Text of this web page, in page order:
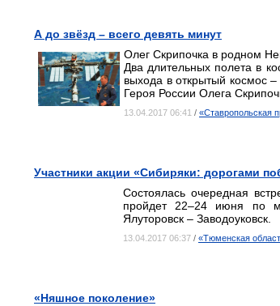
А до звёзд – всего девять минут
Олег Скрипочка в родном
Два длительных полета в
выхода в открытый космос
Героя России Олега
13.04.2017 06:41 / «Ставропольская
Участники акции «Сибиряки: дорогами
Состоялась очередная
пройдет 22–24 июня по
Ялуторовск – Заводоуковск.
13.04.2017 06:37 / «Тюменская
«Няшное поколение»